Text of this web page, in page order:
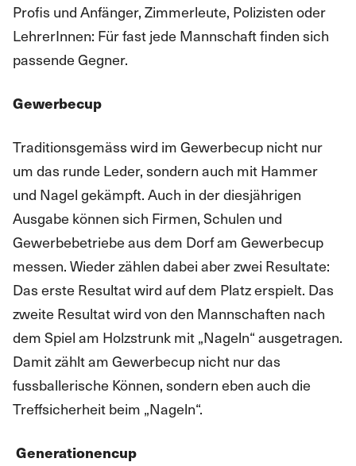
Profis und Anfänger, Zimmerleute, Polizisten oder
LehrerInnen: Für fast jede Mannschaft finden sich
passende Gegner.
Gewerbecup
Traditionsgemäss wird im Gewerbecup nicht nur
um das runde Leder, sondern auch mit Hammer
und Nagel gekämpft. Auch in der diesjährigen
Ausgabe können sich Firmen, Schulen und
Gewerbebetriebe aus dem Dorf am Gewerbecup
messen. Wieder zählen dabei aber zwei Resultate:
Das erste Resultat wird auf dem Platz erspielt. Das
zweite Resultat wird von den Mannschaften nach
dem Spiel am Holzstrunk mit „Nageln“ ausgetragen.
Damit zählt am Gewerbecup nicht nur das
fussballerische Können, sondern eben auch die
Treffsicherheit beim „Nageln“.
Generationencup